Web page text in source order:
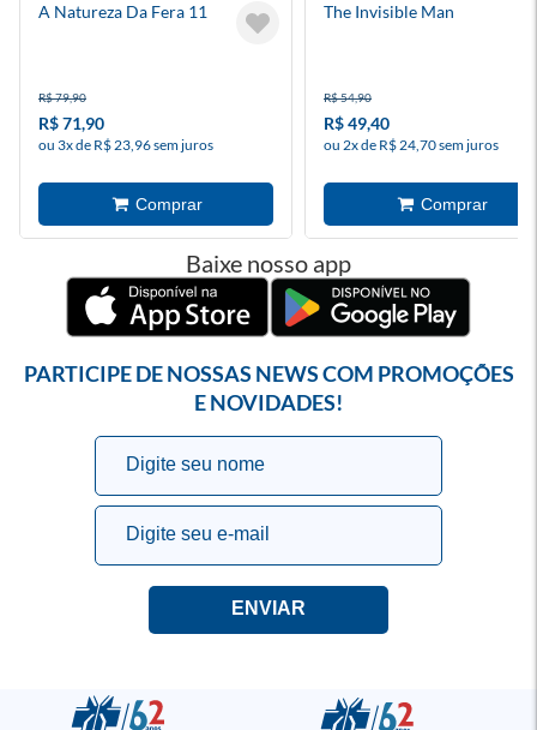
A Natureza Da Fera 11
R$ 79,90
R$ 71,90
ou 3x de R$ 23,96 sem juros
The Invisible Man
R$ 54,90
R$ 49,40
ou 2x de R$ 24,70 sem juros
Baixe nosso app
PARTICIPE DE NOSSAS NEWS COM PROMOÇÕES
E NOVIDADES!